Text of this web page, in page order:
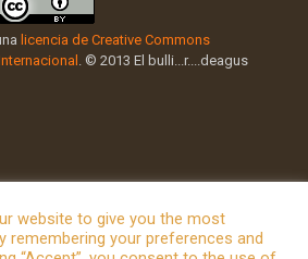
licencia de Creative Commons
. © 2013 El bulli...r....deagus
website to give you the most
remembering your preferences and